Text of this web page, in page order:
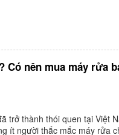
Có nên mua máy rửa
trở thành thói quen tại Việt
ít người thắc mắc máy rửa